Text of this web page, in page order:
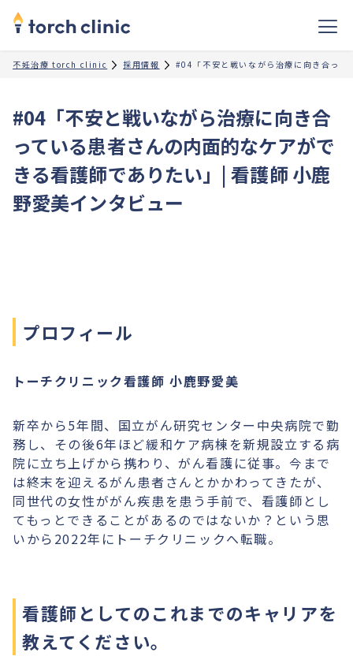
不妊治療 torch clinic 採用情報 #04「不安と戦いながら治療に向き合っ
#04「不安と戦いながら治療に向き合
っている患者さんの内面的なケアがで
きる看護師でありたい」| 看護師 小鹿
野愛美インタビュー
プロフィール
トーチクリニック看護師 小鹿野愛美
新卒から5年間、国立がん研究センター中央病院で勤
務し、その後6年ほど緩和ケア病棟を新規設立する病
院に立ち上げから携わり、がん看護に従事。今まで
は終末を迎えるがん患者さんとかかわってきたが、
同世代の女性ががん疾患を患う手前で、看護師とし
てもっとできることがあるのではないか？という思
いから2022年にトーチクリニックへ転職。
看護師としてのこれまでのキャリアを
教えてください。